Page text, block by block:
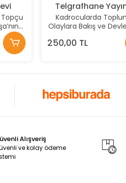
Topçu
Telgrafhane
Kadrocularda
Olaylara Bakış ve
250,00 TL
Alışveriş
ve kolay ödeme